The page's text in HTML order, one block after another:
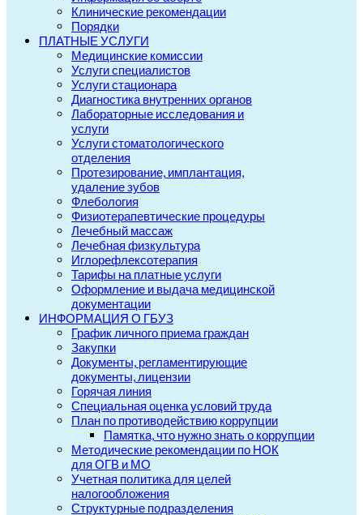
Клинические рекомендации
Порядки
ПЛАТНЫЕ УСЛУГИ
Медицинские комиссии
Услуги специалистов
Услуги стационара
Диагностика внутренних органов
Лабораторные исследования и
услуги
Услуги стоматологического
отделения
Протезирование, имплантация,
удаление зубов
Флебология
Физиотерапевтические процедуры
Лечебный массаж
Лечебная физкультура
Иглорефлексотерапия
Тарифы на платные услуги
Оформление и выдача медицинской
документации
ИНФОРМАЦИЯ О ГБУЗ
График личного приема граждан
Закупки
Документы, регламентирующие
документы, лицензии
Горячая линия
Специальная оценка условий труда
План по противодействию коррупции
Памятка, что нужно знать о коррупции
Методические рекомендации по НОК
для ОГВ и МО
Учетная политика для целей
налогообложения
Структурные подразделения